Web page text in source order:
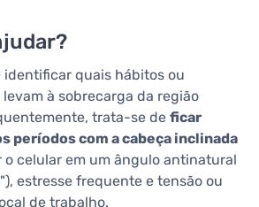
identificar quais hábitos ou
à sobrecarga da região
trata-se de ficar
períodos com a cabeça inclinada
o celular em um ângulo antinatural
estresse frequente e tensão ou
de trabalho.